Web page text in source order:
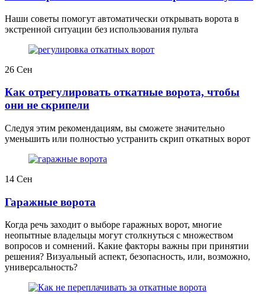
Наши советы помогут автоматически открывать ворота в
экстренной ситуации без использования пульта
26 Сен
Как отрегулировать откатные ворота, чтобы
они не скрипели
Следуя этим рекомендациям, вы сможете значительно
уменьшить или полностью устранить скрип откатных ворот
14 Сен
Гаражные ворота
Когда речь заходит о выборе гаражных ворот, многие
неопытные владельцы могут столкнуться с множеством
вопросов и сомнений. Какие факторы важны при принятии
решения? Визуальный аспект, безопасность, или, возможно,
универсальность?